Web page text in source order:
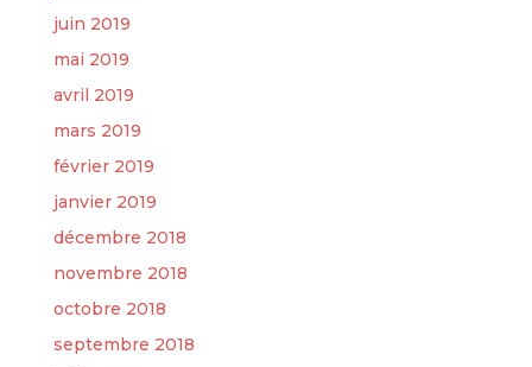
juin 2019
mai 2019
avril 2019
mars 2019
février 2019
janvier 2019
décembre 2018
novembre 2018
octobre 2018
septembre 2018